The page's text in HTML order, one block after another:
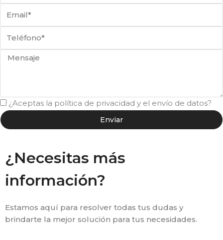
¿Aceptas la política de privacidad y el envío de datos?
Enviar
¿Necesitas más
información?
Estamos aquí para resolver todas tus dudas y
brindarte la mejor solución para tus necesidades.